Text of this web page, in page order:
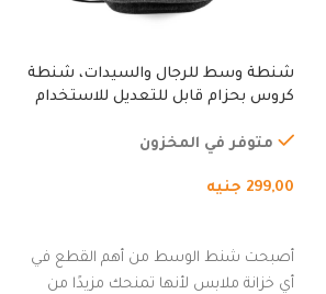
شنطة وسط للرجال والسيدات، شنطة
كروس بحزام قابل للتعديل للاستخدام
المشي لمسافات طويلة، وركوب
متوفر في المخزون
299,00 جنيه
أصبحت شنط الوسط من أهم القطع في
أي خزانة ملابس لأنها تمنحك مزيدًا من